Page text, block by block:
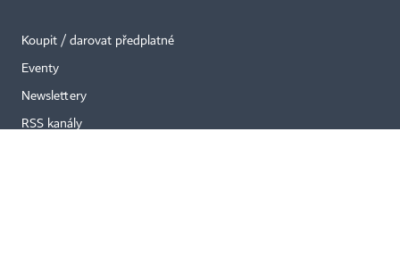
Koupit / darovat předplatné
Eventy
Newslettery
RSS kanály